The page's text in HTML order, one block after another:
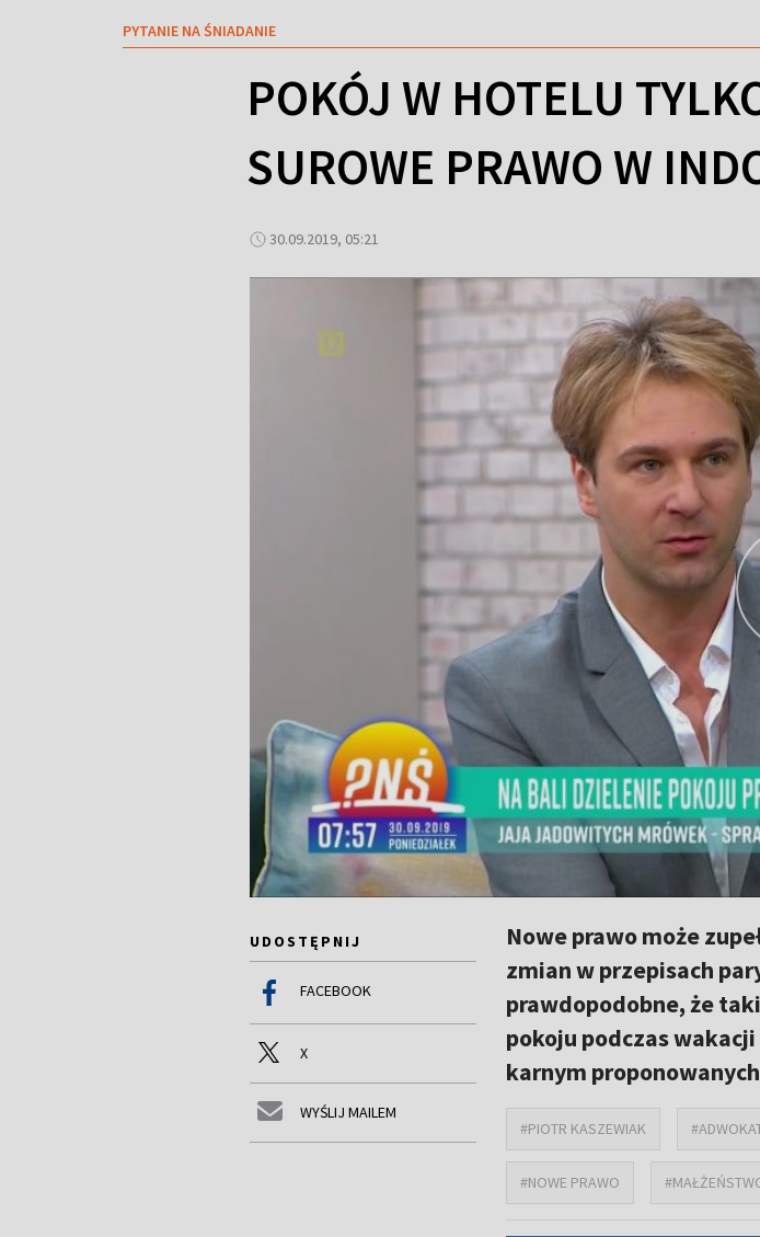
PYTANIE NA ŚNIADANIE
POKÓJ W HOTELU
SUROWE PRAWO W
30.09.2019, 05:21
UDOSTĘPNIJ
FACEBOOK
X
WYŚLIJ MAILEM
Nowe prawo może
zmian w przepisach
prawdopodobne, że
pokoju podczas
karnym
#PIOTR KASZEWIAK
#NOWE PRAWO